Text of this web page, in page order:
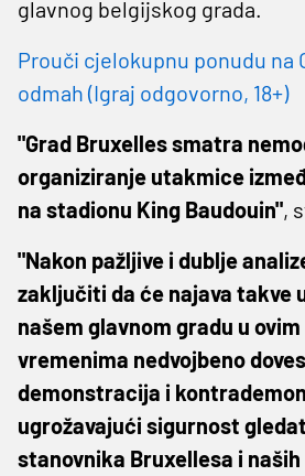
glavnog belgijskog grada.
Prouči cjelokupnu ponudu na
odmah (Igraj odgovorno, 18+)
"Grad Bruxelles smatra
organiziranje utakmice
na stadionu King Baudouin",
"Nakon pažljive i dublje
zaključiti da će najava takve
našem glavnom gradu u
vremenima nedvojbeno
demonstracija i
ugrožavajući sigurnost
stanovnika Bruxellesa i